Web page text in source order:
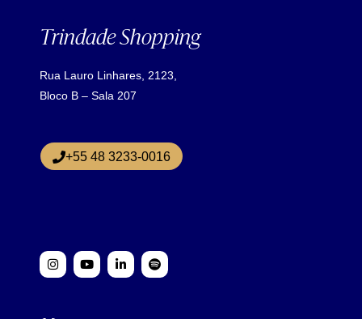
Trindade Shopping
Rua Lauro Linhares, 2123,
Bloco B – Sala 207
+55 48 3233-0016